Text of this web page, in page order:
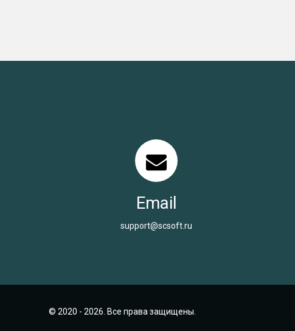
Email
support@scsoft.ru
© 2020 - 2026. Все права защищены.